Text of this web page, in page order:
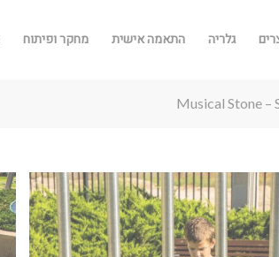
גלריה התאמה אישית מחקר ופיתוח
Musical Stone –